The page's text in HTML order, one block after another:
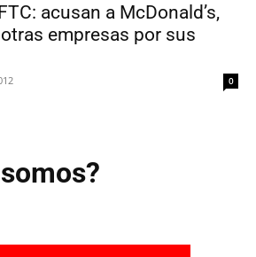
acusan a McDonald’s,
empresas por sus
0